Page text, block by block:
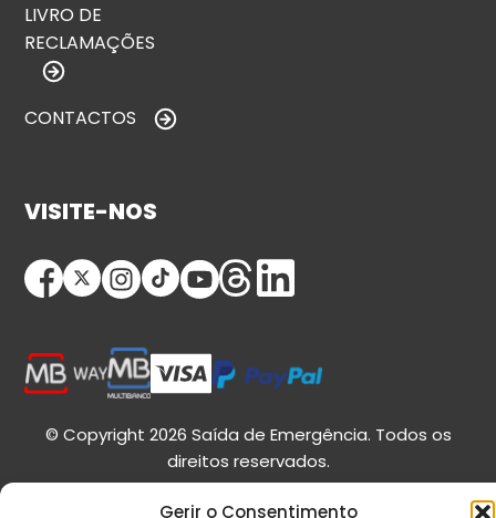
Gerir o Consentimento
LIVRO DE
RECLAMAÇÕES
CONTACTOS
VISITE-NOS
© Copyright 2026 Saída de Emergência. Todos os
direitos reservados.